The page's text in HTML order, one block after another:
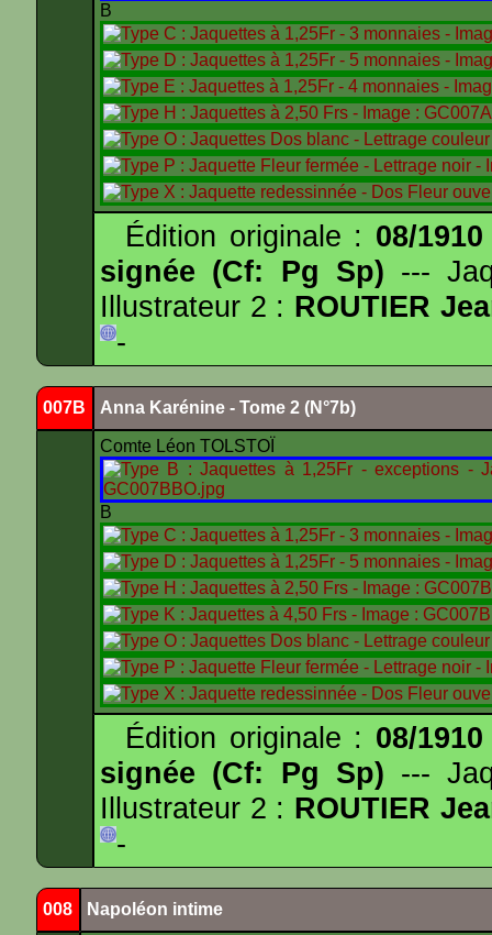
B
Édition originale : 08/1910
signée (Cf: Pg Sp) ---
Illustrateur 2 : ROUTIER
-
007B Anna Karénine - Tome 2 (N°7b)
Comte Léon TOLSTOÏ
B
Édition originale : 08/1910
signée (Cf: Pg Sp) ---
Illustrateur 2 : ROUTIER
-
008 Napoléon intime